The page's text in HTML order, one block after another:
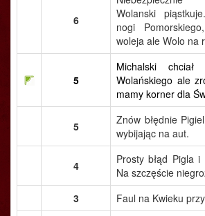
6
Wolanski
nogi
woleja ale Wolo na
5
Michalski
Wolańskiego ale
mamy korner dla
5
Znów błędnie
wybijając na aut.
4
Prosty błąd Pigla
Na szczęście
3
Faul na Kwieku